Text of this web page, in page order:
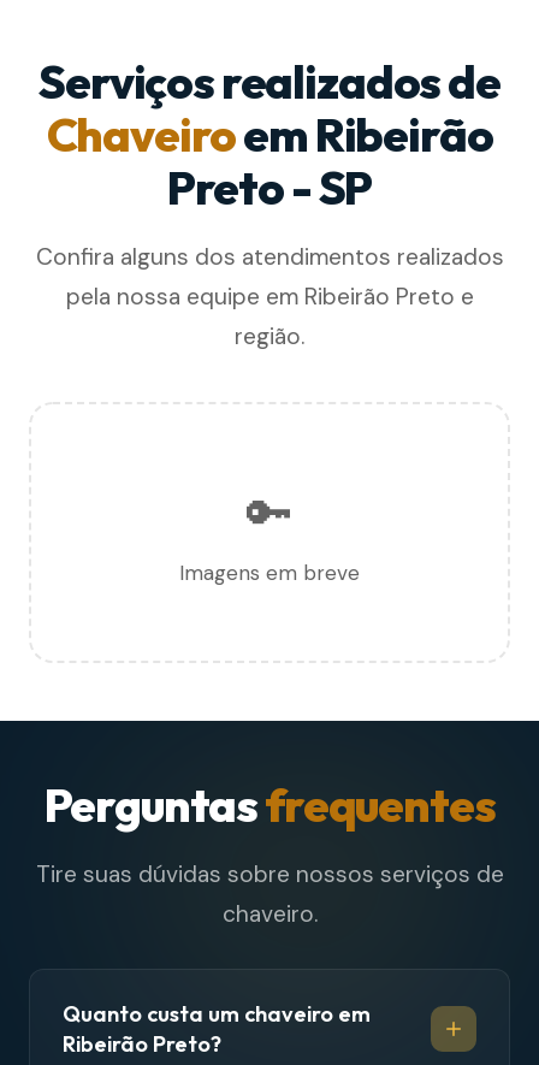
Serviços realizados de
Chaveiroem Ribeirão
Preto - SP
Confira alguns dos atendimentos realizados
pela nossa equipe em Ribeirão Preto e
região.
🔑
Imagens em breve
Perguntasfrequentes
Tire suas dúvidas sobre nossos serviços de
chaveiro.
Quanto custa um chaveiro em
Ribeirão Preto?